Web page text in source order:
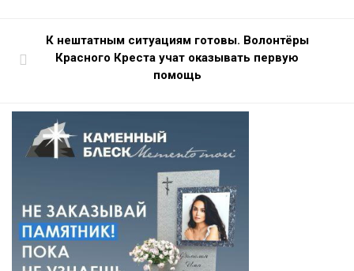
К нештатным ситуациям готовы. Волонтёры
Красного Креста учат оказывать первую
помощь